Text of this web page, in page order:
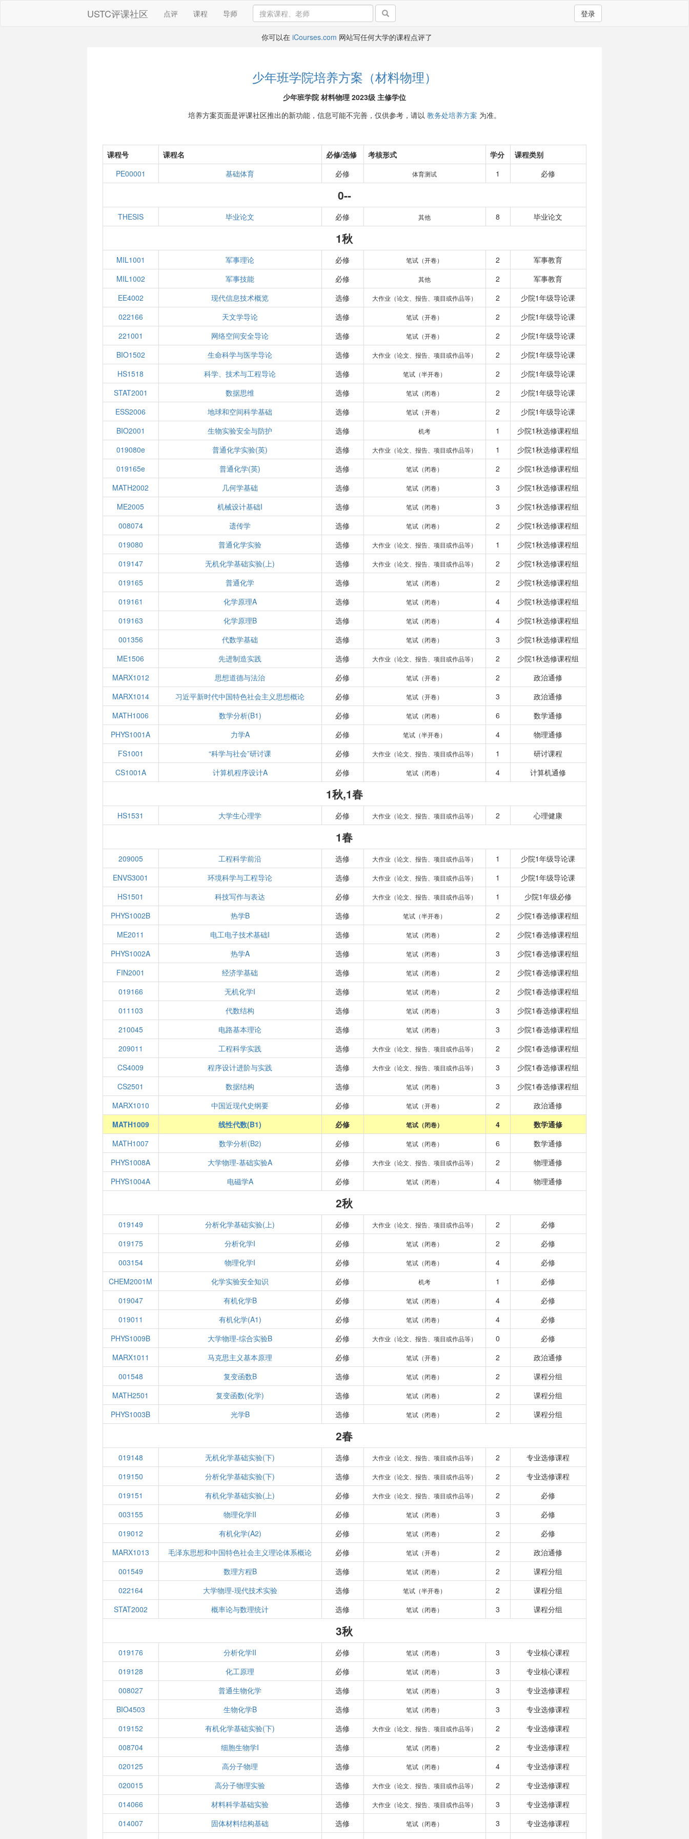
USTC评课社区 点评 课程 导师 登录
你可以在 iCourses.com 网站写任何大学的课程点评了
少年班学院培养方案（材料物理）
少年班学院 材料物理 2023级 主修学位
培养方案页面是评课社区推出的新功能，信息可能不完善，仅供参考，请以 教务处培养方案 为准。
课程号 课程名 必修/选修 考核形式 学分
课程类别
PE00001
基础体育 必修 体育测试 1 必修
0--
THESIS 毕业论文 必修 其他 8 毕业论文
1秋
MIL1001 军事理论 必修 笔试（开卷） 2
军事教育
MIL1002
军事技能 必修 其他 2
军事教育
EE4002
现代信息技术概览 选修 大作业（论文、报告、项目或作品等） 2
少院1年级导论课
022166
天文学导论 选修 笔试（开卷） 2
少院1年级导论课
221001
网络空间安全导论 选修 笔试（开卷） 2
少院1年级导论课
BIO1502
生命科学与医学导论 选修 大作业（论文、报告、项目或作品等） 2
少院1年级导论课
HS1518
科学、技术与工程导论 选修 笔试（半开卷） 2
少院1年级导论课
STAT2001
数据思维 选修 笔试（闭卷） 2
少院1年级导论课
ESS2006
地球和空间科学基础 选修 笔试（开卷） 2
少院1年级导论课
BIO2001
生物实验安全与防护 选修 机考 1
少院1秋选修课程组
019080e
普通化学实验(英) 选修 大作业（论文、报告、项目或作品等） 1
少院1秋选修课程组
019165e
普通化学(英) 选修 笔试（闭卷） 2
少院1秋选修课程组
MATH2002
几何学基础 选修 笔试（闭卷） 3
少院1秋选修课程组
ME2005
机械设计基础I 选修 笔试（闭卷） 3
少院1秋选修课程组
008074
遗传学 选修 笔试（闭卷） 2
少院1秋选修课程组
019080
普通化学实验 选修 大作业（论文、报告、项目或作品等） 1
少院1秋选修课程组
019147
无机化学基础实验(上) 选修 大作业（论文、报告、项目或作品等） 2
少院1秋选修课程组
019165
普通化学 选修 笔试（闭卷） 2
少院1秋选修课程组
019161
化学原理A 选修 笔试（闭卷） 4
少院1秋选修课程组
019163
化学原理B 选修 笔试（闭卷） 4
少院1秋选修课程组
001356
代数学基础 选修 笔试（闭卷） 3
少院1秋选修课程组
ME1506
先进制造实践 选修 大作业（论文、报告、项目或作品等） 2
少院1秋选修课程组
MARX1012
思想道德与法治 必修 笔试（开卷） 2
政治通修
MARX1014
习近平新时代中国特色社会主义思想概论 必修 笔试（开卷） 3
政治通修
MATH1006
数学分析(B1) 必修 笔试（闭卷） 6
数学通修
PHYS1001A
力学A 必修 笔试（半开卷） 4
物理通修
FS1001
“科学与社会”研讨课 必修 大作业（论文、报告、项目或作品等） 1
研讨课程
CS1001A
计算机程序设计A 必修 笔试（闭卷） 4 计算机通修
1秋,1春
HS1531 大学生心理学 必修 大作业（论文、报告、项目或作品等） 2 心理健康
1春
209005 工程科学前沿 选修 大作业（论文、报告、项目或作品等） 1
少院1年级导论课
ENVS3001
环境科学与工程导论 选修 大作业（论文、报告、项目或作品等） 1
少院1年级导论课
HS1501
科技写作与表达 必修 大作业（论文、报告、项目或作品等） 1
少院1年级必修
PHYS1002B
热学B 选修 笔试（半开卷） 2
少院1春选修课程组
ME2011
电工电子技术基础I 选修 笔试（闭卷） 2
少院1春选修课程组
PHYS1002A
热学A 选修 笔试（闭卷） 3
少院1春选修课程组
FIN2001
经济学基础 选修 笔试（闭卷） 2
少院1春选修课程组
019166
无机化学I 选修 笔试（闭卷） 2
少院1春选修课程组
011103
代数结构 选修 笔试（闭卷） 3
少院1春选修课程组
210045
电路基本理论 选修 笔试（闭卷） 3
少院1春选修课程组
209011
工程科学实践 选修 大作业（论文、报告、项目或作品等） 2
少院1春选修课程组
CS4009
程序设计进阶与实践 选修 大作业（论文、报告、项目或作品等） 3
少院1春选修课程组
CS2501
数据结构 选修 笔试（闭卷） 3
少院1春选修课程组
MARX1010
中国近现代史纲要 必修 笔试（开卷） 2
政治通修
MATH1009
线性代数(B1) 必修 笔试（闭卷） 4
数学通修
MATH1007
数学分析(B2) 必修 笔试（闭卷） 6
数学通修
PHYS1008A
大学物理-基础实验A 必修 大作业（论文、报告、项目或作品等） 2
物理通修
PHYS1004A
电磁学A 必修 笔试（闭卷） 4 物理通修
2秋
019149 分析化学基础实验(上) 必修 大作业（论文、报告、项目或作品等） 2
必修
019175
分析化学I 必修 笔试（闭卷） 2
必修
003154
物理化学I 必修 笔试（闭卷） 4
必修
CHEM2001M
化学实验安全知识 必修 机考 1
必修
019047
有机化学B 必修 笔试（闭卷） 4
必修
019011
有机化学(A1) 必修 笔试（闭卷） 4
必修
PHYS1009B
大学物理-综合实验B 必修 大作业（论文、报告、项目或作品等） 0
必修
MARX1011
马克思主义基本原理 必修 笔试（开卷） 2
政治通修
001548
复变函数B 选修 笔试（闭卷） 2
课程分组
MATH2501
复变函数(化学) 选修 笔试（闭卷） 2
课程分组
PHYS1003B
光学B 选修 笔试（闭卷） 2 课程分组
2春
019148 无机化学基础实验(下) 选修 大作业（论文、报告、项目或作品等） 2
专业选修课程
019150
分析化学基础实验(下) 选修 大作业（论文、报告、项目或作品等） 2
专业选修课程
019151
有机化学基础实验(上) 必修 大作业（论文、报告、项目或作品等） 2
必修
003155
物理化学II 必修 笔试（闭卷） 3
必修
019012
有机化学(A2) 必修 笔试（闭卷） 2
必修
MARX1013
毛泽东思想和中国特色社会主义理论体系概论 必修 笔试（开卷） 2
政治通修
001549
数理方程B 选修 笔试（闭卷） 2
课程分组
022164
大学物理-现代技术实验 选修 笔试（半开卷） 2
课程分组
STAT2002
概率论与数理统计 选修 笔试（闭卷） 3 课程分组
3秋
019176 分析化学II 必修 笔试（闭卷） 3
专业核心课程
019128
化工原理 必修 笔试（闭卷） 3
专业核心课程
008027
普通生物化学 选修 笔试（闭卷） 3
专业选修课程
BIO4503
生物化学B 选修 笔试（闭卷） 3
专业选修课程
019152
有机化学基础实验(下) 选修 大作业（论文、报告、项目或作品等） 2
专业选修课程
008704
细胞生物学I 选修 笔试（闭卷） 2
专业选修课程
020125
高分子物理 选修 笔试（闭卷） 4
专业选修课程
020015
高分子物理实验 选修 大作业（论文、报告、项目或作品等） 2
专业选修课程
014066
材料科学基础实验 选修 大作业（论文、报告、项目或作品等） 3
专业选修课程
014007
固体材料结构基础 选修 笔试（闭卷） 3
专业选修课程